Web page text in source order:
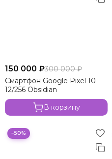
150 000 ₽300 000 ₽
Смартфон Google Pixel 10
12/256 Obsidian
В корзину
−50%